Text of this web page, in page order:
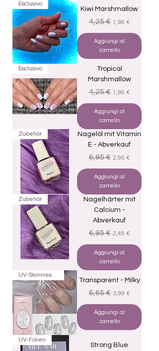
Esclusivo
Kiwi Marshmallow
Prezzo regolare
4,25 € Prezzo scontato
1,98 €
Aggiungi al
carrello
Esclusivo
Tropical
Marshmallow
Prezzo regolare
4,25 € Prezzo scontato
1,98 €
Aggiungi al
carrello
Zubehör
Nagelöl mit Vitamin
E - Abverkauf
Prezzo regolare
6,95 € Prezzo scontato
2,95 €
Aggiungi al
carrello
Zubehör
Nagelhärter mit
Calcium -
Abverkauf
Prezzo regolare
6,95 € Prezzo scontato
2,45 €
Aggiungi al
carrello
UV-Skinnies16
Transparent - Milky
Prezzo regolare
6,65 € Prezzo scontato
3,99 €
Aggiungi al
carrello
UV-Folien
Strong Blue